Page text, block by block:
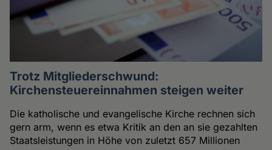
Trotz Mitgliederschwund:
Kirchensteuereinnahmen steigen weiter
Die katholische und evangelische Kirche rechnen sich
gern arm, wenn es etwa Kritik an den an sie gezahlten
Staatsleistungen in Höhe von zuletzt 657 Millionen